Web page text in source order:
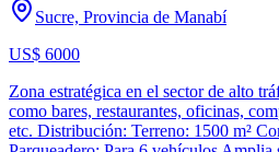
Sucre, Provincia de Manabí
US$ 6000
Zona estratégica en el sector de alto
como bares, restaurantes, oficinas,
etc. Distribución: Terreno: 1500 m²